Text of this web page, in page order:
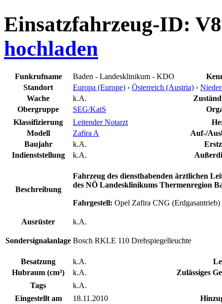
Einsatzfahrzeug-ID:
hochladen
Funkrufname Baden - Landesklinikum - KDO
Standort
Europa (Europe) › Österreich (Austria) ›
Wache
k.A.
Obergruppe
SEG/KatS
Klassifizierung
Leitender Notarzt
Modell
Zafira A
Auf-/
Baujahr
k.A.
Indienststellung
k.A.
Beschreibung
Fahrzeug des diensthabenden ärztlichen
des NÖ Landesklinikums Thermenregion
Fahrgestell: Opel Zafira CNG (Erdgasantrieb)
Ausrüster k.A.
Sondersignalanlage Bosch RKLE 110 Drehspiegelleuchte
Besatzung k.A.
Hubraum (cm³)
k.A.
Zulässiges
Tags
k.A.
Eingestellt am
18.11.2010